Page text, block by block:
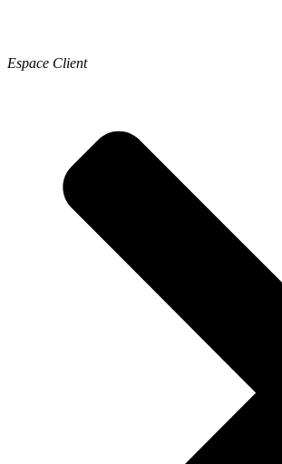
Espace Client